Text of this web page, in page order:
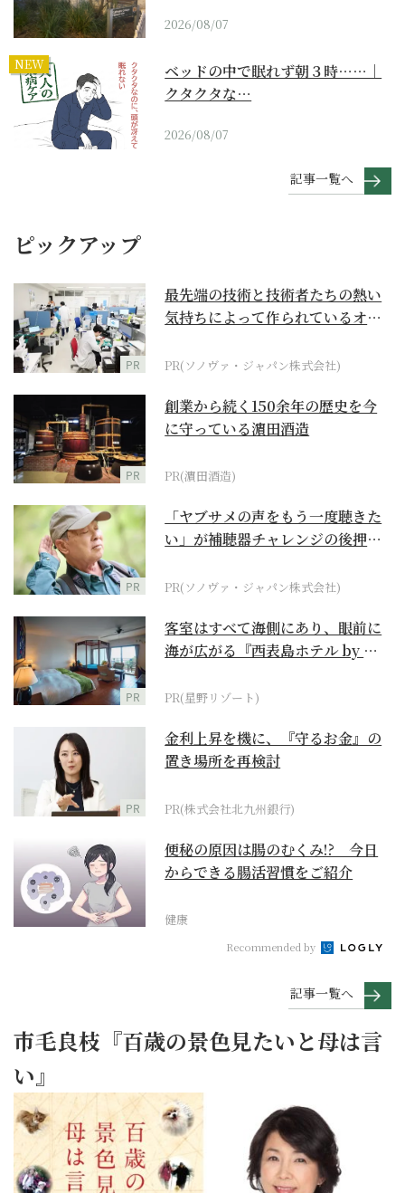
2026/08/07
NEW
ベッドの中で眠れず朝３時……｜
クタクタな…
2026/08/07
記事一覧へ
ピックアップ
PR
最先端の技術と技術者たちの熱い
気持ちによって作られているオー
PR(ソノヴァ・ジャパン株式会社)
PR
創業から続く150余年の歴史を今
に守っている濵田酒造
PR(濵田酒造)
PR
「ヤブサメの声をもう一度聴きた
い」が補聴器チャレンジの後押し
PR(ソノヴァ・ジャパン株式会社)
PR
客室はすべて海側にあり、眼前に
海が広がる『西表島ホテル by 星
PR(星野リゾート)
PR
金利上昇を機に、『守るお金』の
置き場所を再検討
PR(株式会社北九州銀行)
便秘の原因は腸のむくみ!? 今日
からできる腸活習慣をご紹介
健康
Recommended by
記事一覧へ
市毛良枝『百歳の景色見たいと母は言
い』